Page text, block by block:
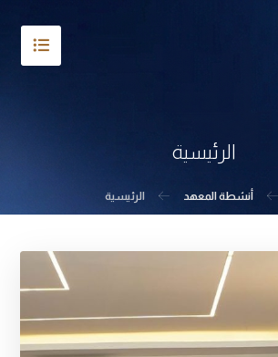
الرئيسية
أنشطة المعهد الرئيسية